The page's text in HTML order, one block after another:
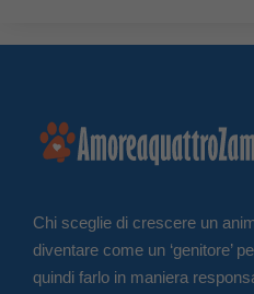
Chi sceglie di crescere un
diventare come un ‘genitore’
quindi farlo in maniera